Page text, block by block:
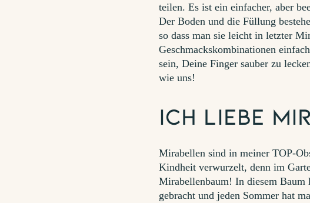
teilen. Es ist ein einfacher, aber
Der Boden und die Füllung
so dass man sie leicht in letzter
Geschmackskombinationen
sein, Deine Finger sauber zu
wie uns!
Ich liebe
Mirabellen sind in meiner TOP-
Kindheit verwurzelt, denn im
Mirabellenbaum! In diesem Baum
gebracht und jeden Sommer hat